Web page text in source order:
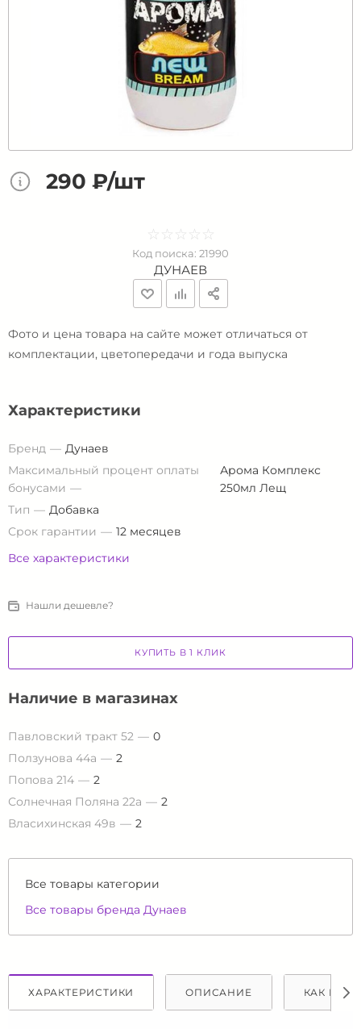
290 ₽/шт
☆ ☆ ☆ ☆ ☆
★ ★ ★ ★ ★
Код поиска: 21990
ДУНАЕВ
Фото и цена товара на сайте может отличаться от
комплектации, цветопередачи и года выпуска
Характеристики
Бренд
Дунаев
Максимальный процент оплаты
бонусами
Арома Комплекс
250мл Лещ
Тип
Добавка
Срок гарантии
12 месяцев
Все характеристики
Нашли дешевле?
КУПИТЬ В 1 КЛИК
Наличие в магазинах
Павловский тракт 52
0
Ползунова 44а
2
Попова 214
2
Солнечная Поляна 22а
2
Власихинская 49в
2
Все товары категории
Все товары бренда Дунаев
ХАРАКТЕРИСТИКИ ОПИСАНИЕ КАК